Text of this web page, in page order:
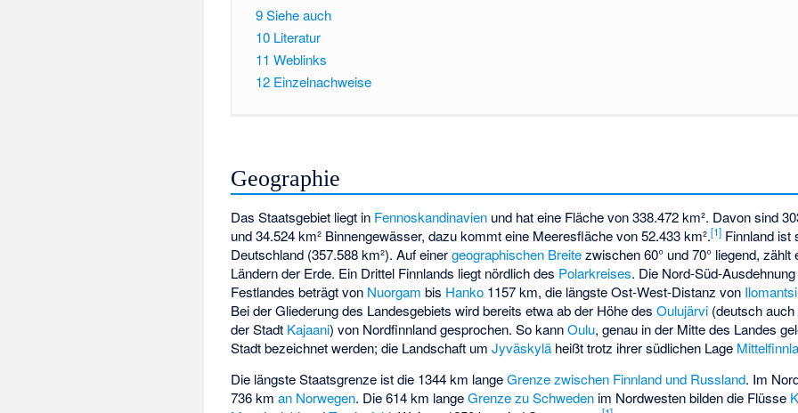
9Siehe auch
10 Literatur
11 Weblinks
12 Einzelnachweise
Geographie
Das Staatsgebiet liegt in Fennoskandinavien und hat eine Fläche von 338.472 km². Davon sind
und 34.524 km² Binnengewässer, dazu kommt eine Meeresfläche von 52.433 km².[1] Finnland ist
Deutschland (357.588 km²). Auf einergeographischen Breitezwischen 60° und 70° liegend,
Ländern der Erde. Ein Drittel Finnlands liegt nördlich des Polarkreises. Die Nord-Süd-
Festlandes beträgt von Nuorgam bis Hanko 1157 km, die längste Ost-West-Distanz von Ilomantsi
Bei der Gliederung des Landesgebiets wird bereits etwa ab der Höhe desOulujärvi (deutsch
der Stadt Kajaani) von Nordfinnland gesprochen. So kannOulu, genau in der Mitte des Landes
Stadt bezeichnet werden; die Landschaft umJyväskylä heißt trotz ihrer südlichen Lage
Die längste Staatsgrenze ist die 1344 km langeGrenze zwischen Finnland und Russland. Im
736 kman Norwegen. Die 614 km langeGrenze zu Schweden im Nordwesten bilden die Flüsse